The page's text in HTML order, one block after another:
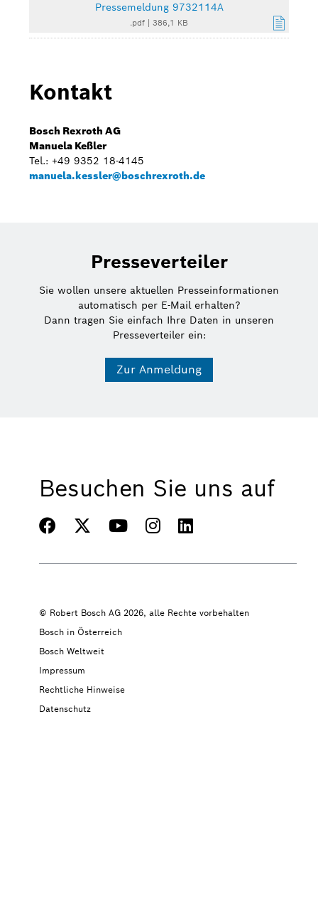
Pressemeldung 9732114A
.pdf 386,1 KB
Kontakt
Bosch Rexroth AG
Manuela Keßler
Tel.: +49 9352 18-4145
manuela.kessler@boschrexroth.de
Presseverteiler
Sie wollen unsere aktuellen Presseinformationen
automatisch per E-Mail erhalten?
Dann tragen Sie einfach Ihre Daten in unseren
Presseverteiler ein:
Zur Anmeldung
Besuchen Sie uns auf
© Robert Bosch AG 2026, alle Rechte vorbehalten
Bosch in Österreich
Bosch Weltweit
Impressum
Rechtliche Hinweise
Datenschutz